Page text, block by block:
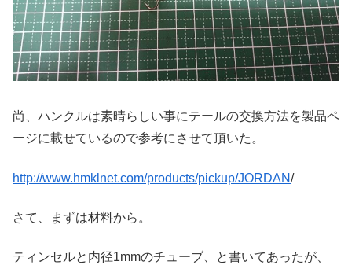
尚、ハンクルは素晴らしい事にテールの交換方法を製品ペ
ージに載せているので参考にさせて頂いた。
http://www.hmklnet.com/products/pickup/JORDAN/
さて、まずは材料から。
ティンセルと内径1mmのチューブ、と書いてあったが、